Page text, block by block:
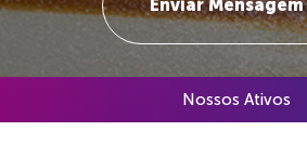
Nossos Ativos